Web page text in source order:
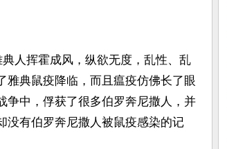
人挥霍成风，纵欲无度，乱性、乱
典鼠疫降临，而且瘟疫仿佛长了眼
争中，俘获了很多伯罗奔尼撒人，并
没有伯罗奔尼撒人被鼠疫感染的记